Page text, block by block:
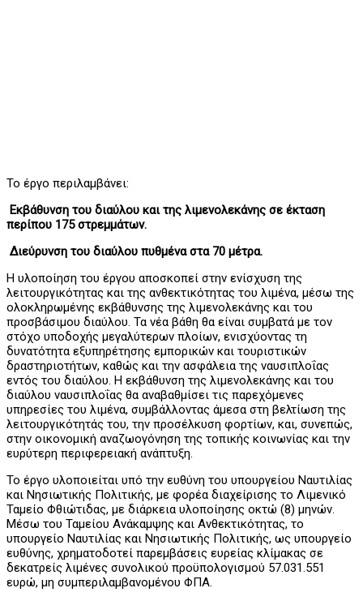
Το έργο περιλαμβάνει:
⁠ ⁠Εκβάθυνση του διαύλου και της λιμενολεκάνης σε έκταση
περίπου 175 στρεμμάτων.
⁠ ⁠Διεύρυνση του διαύλου πυθμένα στα 70 μέτρα.
Η υλοποίηση του έργου αποσκοπεί στην ενίσχυση της
λειτουργικότητας και της ανθεκτικότητας του λιμένα, μέσω της
ολοκληρωμένης εκβάθυνσης της λιμενολεκάνης και του
προσβάσιμου διαύλου. Τα νέα βάθη θα είναι συμβατά με τον
στόχο υποδοχής μεγαλύτερων πλοίων, ενισχύοντας τη
δυνατότητα εξυπηρέτησης εμπορικών και τουριστικών
δραστηριοτήτων, καθώς και την ασφάλεια της ναυσιπλοΐας
εντός του διαύλου. Η εκβάθυνση της λιμενολεκάνης και του
διαύλου ναυσιπλοΐας θα αναβαθμίσει τις παρεχόμενες
υπηρεσίες του λιμένα, συμβάλλοντας άμεσα στη βελτίωση της
λειτουργικότητάς του, την προσέλκυση φορτίων, και, συνεπώς,
στην οικονομική αναζωογόνηση της τοπικής κοινωνίας και την
ευρύτερη περιφερειακή ανάπτυξη.
Το έργο υλοποιείται υπό την ευθύνη του υπουργείου Ναυτιλίας
και Νησιωτικής Πολιτικής, με φορέα διαχείρισης το Λιμενικό
Ταμείο Φθιώτιδας, με διάρκεια υλοποίησης οκτώ (8) μηνών.
Μέσω του Ταμείου Ανάκαμψης και Ανθεκτικότητας, το
υπουργείο Ναυτιλίας και Νησιωτικής Πολιτικής, ως υπουργείο
ευθύνης, χρηματοδοτεί παρεμβάσεις ευρείας κλίμακας σε
δεκατρείς λιμένες συνολικού προϋπολογισμού 57.031.551
ευρώ, μη συμπεριλαμβανομένου ΦΠΑ.